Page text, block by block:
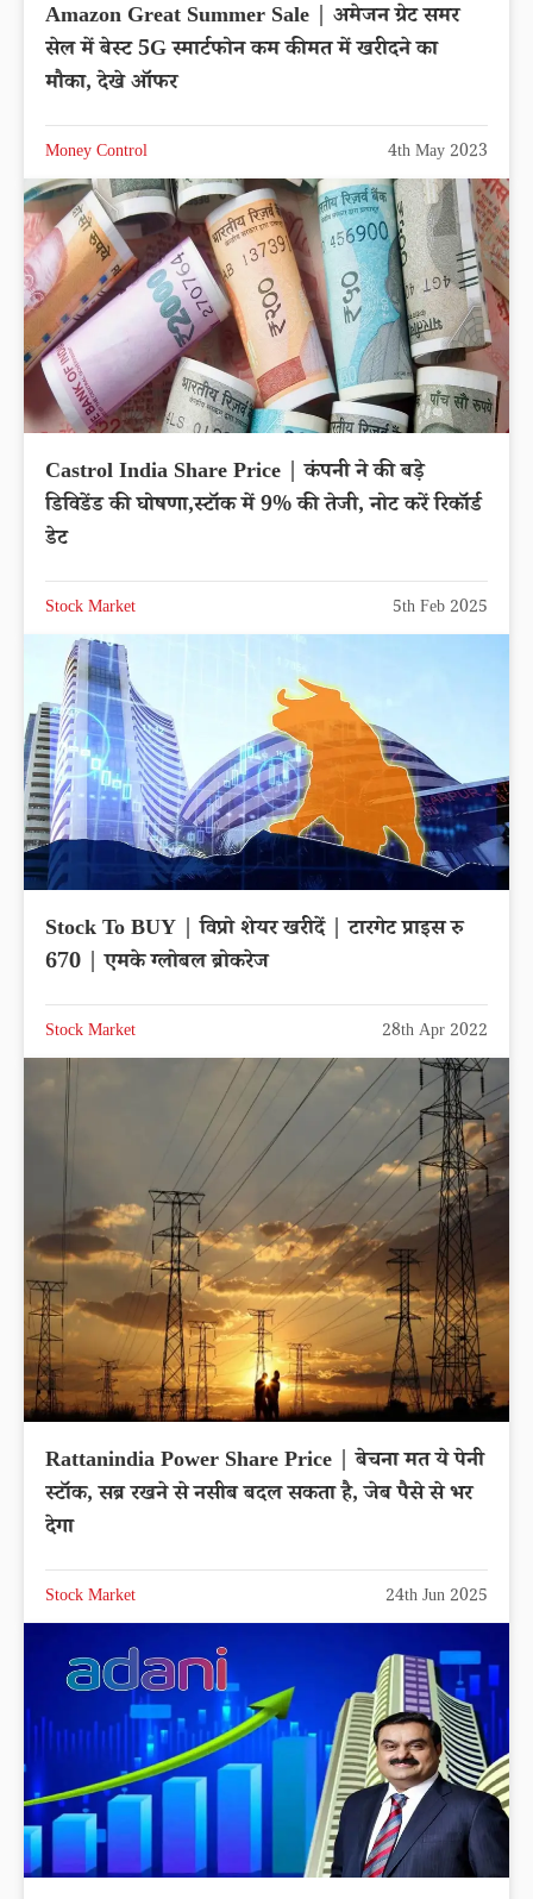
Amazon Great Summer Sale | अमेजन ग्रेट समर
सेल में बेस्ट 5G स्मार्टफोन कम कीमत में खरीदने का
मौका, देखे ऑफर
Money Control 4th May 2023
Castrol India Share Price | कंपनी ने की बड़े
डिविडेंड की घोषणा,स्टॉक में 9% की तेजी, नोट करें रिकॉर्ड
डेट
Stock Market 5th Feb 2025
Stock To BUY | विप्रो शेयर खरीदें | टारगेट प्राइस रु
670 | एमके ग्लोबल ब्रोकरेज
Stock Market 28th Apr 2022
Rattanindia Power Share Price | बेचना मत ये पेनी
स्टॉक, सब्र रखने से नसीब बदल सकता है, जेब पैसे से भर
देगा
Stock Market 24th Jun 2025